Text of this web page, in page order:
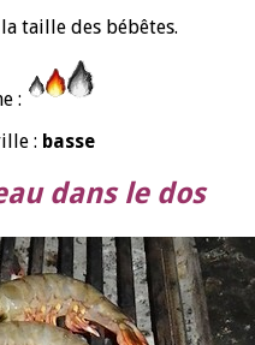
taille des bébêtes.
:
: basse
dans le dos